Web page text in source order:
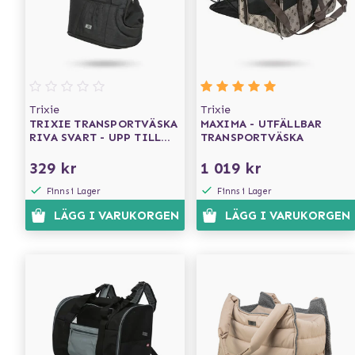
Trixie
TRIXIE TRANSPORTVÄSKA
RIVA SVART - UPP TILL
329 kr
Finns i Lager
LÄGG I VARUKORGEN
Trixie
MAXIMA - UTFÄLLBAR
TRANSPORTVÄSKA
1 019 kr
Finns i Lager
LÄGG I VARUKORGEN